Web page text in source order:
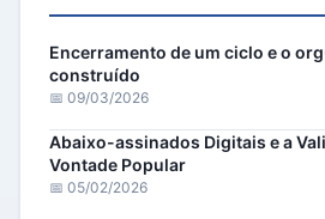
Encerramento de um ciclo e o
construído
📅 09/03/2026
Abaixo-assinados Digitais e a
Vontade Popular
📅 05/02/2026